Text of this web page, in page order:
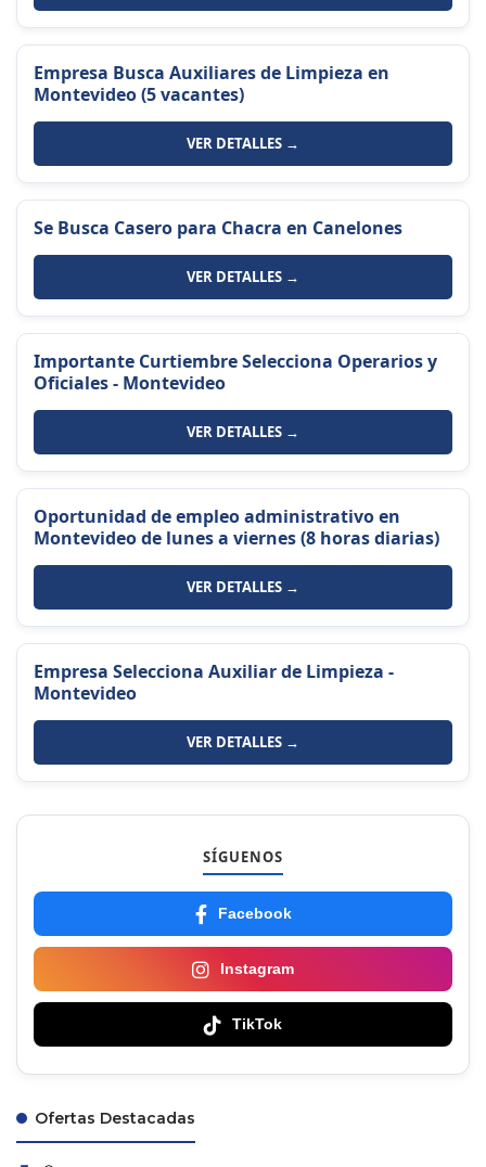
Empresa Busca Auxiliares de Limpieza en
Montevideo (5 vacantes)
VER DETALLES →
Se Busca Casero para Chacra en Canelones
VER DETALLES →
Importante Curtiembre Selecciona Operarios y
Oficiales - Montevideo
VER DETALLES →
Oportunidad de empleo administrativo en
Montevideo de lunes a viernes (8 horas diarias)
VER DETALLES →
Empresa Selecciona Auxiliar de Limpieza -
Montevideo
VER DETALLES →
SÍGUENOS
Facebook
Instagram
TikTok
Ofertas Destacadas